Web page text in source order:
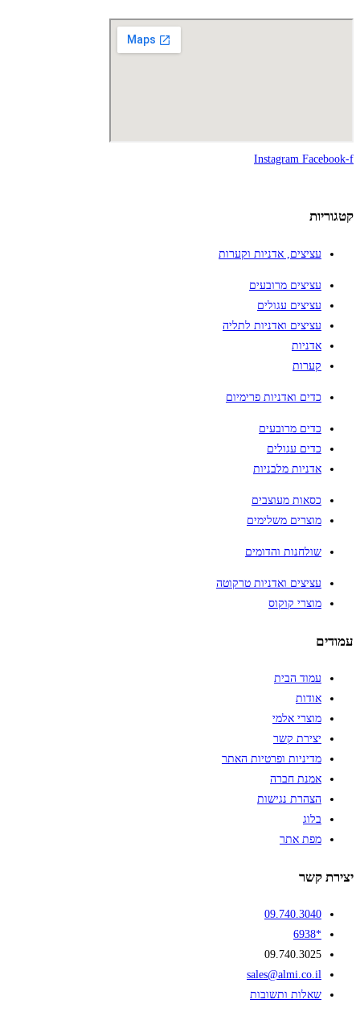
Instagram Facebook-f
קטגוריות
עציצים, אדניות וקערות
עציצים מרובעים
עציצים עגולים
עציצים ואדניות לתליה
אדניות
קערות
כדים ואדניות פרימיום
כדים מרובעים
כדים עגולים
אדניות מלבניות
כסאות מעוצבים
מוצרים משלימים
שולחנות והדומים
עציצים ואדניות טרקוטה
מוצרי קוקוס
עמודים
עמוד הבית
אודות
מוצרי אלמי
יצירת קשר
מדיניות ופרטיות האתר
אמנת חברה
הצהרת נגישות
בלוג
מפת אתר
יצירת קשר
09.740.3040
*6938
09.740.3025
sales@almi.co.il
שאלות ותשובות